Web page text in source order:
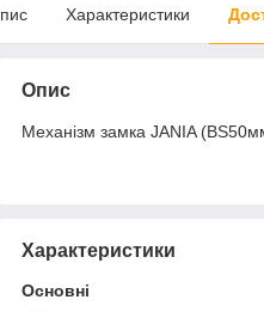
Характеристики
Опис
Механізм замка JANIA
Характеристики
Основні